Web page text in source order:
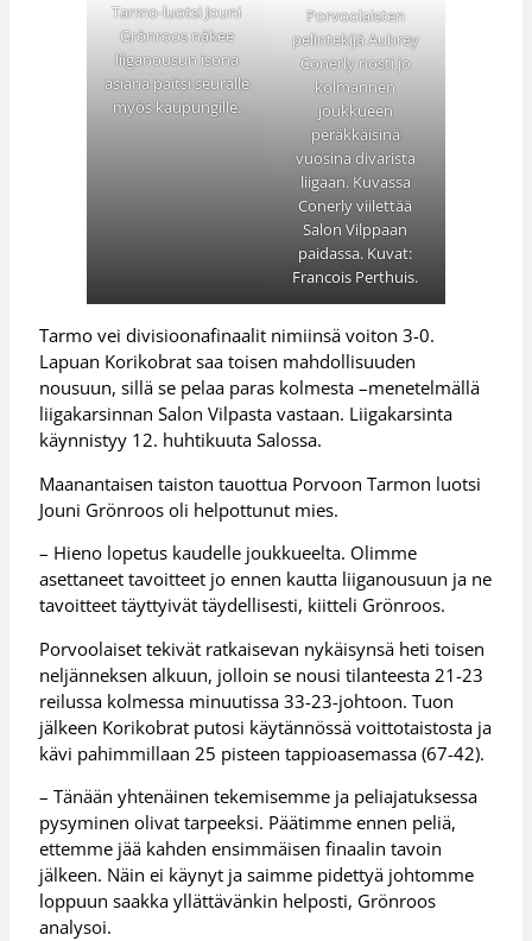
Tarmo-luotsi Jouni
Grönroos näkee
liiganousun isona
asiana paitsi seuralle
myös kaupungille.
Porvoolaisten
pelintekijä Aubrey
Conerly nosti jo
kolmannen
joukkueen
peräkkäisinä
vuosina divarista
liigaan. Kuvassa
Conerly viilettää
Salon Vilppaan
paidassa. Kuvat:
Francois Perthuis.
Tarmo vei divisioonafinaalit nimiinsä voiton 3-0.
Lapuan Korikobrat saa toisen mahdollisuuden
nousuun, sillä se pelaa paras kolmesta –menetelmällä
liigakarsinnan Salon Vilpasta vastaan. Liigakarsinta
käynnistyy 12. huhtikuuta Salossa.
Maanantaisen taiston tauottua Porvoon Tarmon luotsi
Jouni Grönroos oli helpottunut mies.
– Hieno lopetus kaudelle joukkueelta. Olimme
asettaneet tavoitteet jo ennen kautta liiganousuun ja ne
tavoitteet täyttyivät täydellisesti, kiitteli Grönroos.
Porvoolaiset tekivät ratkaisevan nykäisynsä heti toisen
neljänneksen alkuun, jolloin se nousi tilanteesta 21-23
reilussa kolmessa minuutissa 33-23-johtoon. Tuon
jälkeen Korikobrat putosi käytännössä voittotaistosta ja
kävi pahimmillaan 25 pisteen tappioasemassa (67-42).
– Tänään yhtenäinen tekemisemme ja peliajatuksessa
pysyminen olivat tarpeeksi. Päätimme ennen peliä,
ettemme jää kahden ensimmäisen finaalin tavoin
jälkeen. Näin ei käynyt ja saimme pidettyä johtomme
loppuun saakka yllättävänkin helposti, Grönroos
analysoi.